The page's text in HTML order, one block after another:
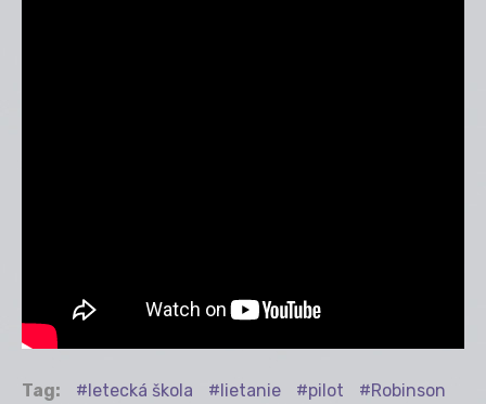
Tag: letecká škola lietanie pilot
Robinson